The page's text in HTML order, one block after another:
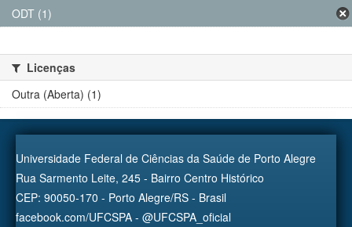
ODT (1)
Licenças
Outra (Aberta) (1)
Universidade Federal de Ciências da Saúde de Porto Alegre
Rua Sarmento Leite, 245 - Bairro Centro Histórico
CEP: 90050-170 - Porto Alegre/RS - Brasil
facebook.com/UFCSPA - @UFCSPA_oficial